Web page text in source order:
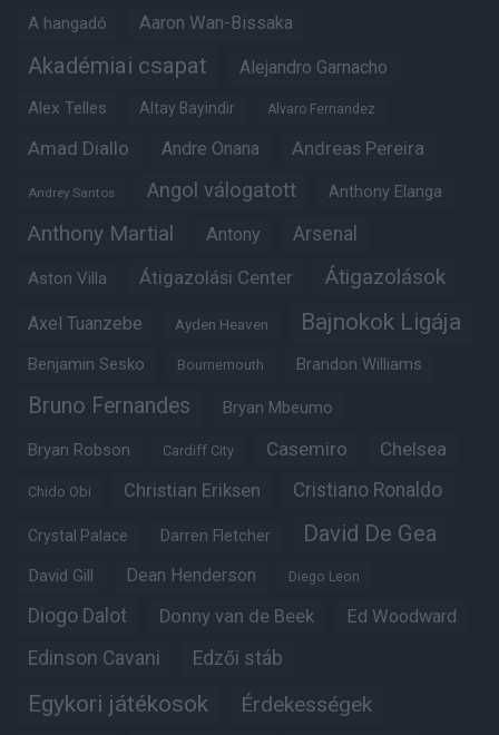
A hangadó Aaron Wan-Bissaka
Akadémiai csapat Alejandro Garnacho
Alex Telles Altay Bayindir Alvaro Fernandez
Amad Diallo Andre Onana Andreas Pereira
Andrey Santos Angol válogatott Anthony Elanga
Anthony Martial Antony Arsenal
Aston Villa Átigazolási Center Átigazolások
Axel Tuanzebe Ayden Heaven Bajnokok Ligája
Benjamin Sesko Bournemouth Brandon Williams
Bruno Fernandes Bryan Mbeumo
Bryan Robson Cardiff City Casemiro Chelsea
Chido Obi Christian Eriksen Cristiano Ronaldo
Crystal Palace Darren Fletcher David De Gea
David Gill Dean Henderson Diego Leon
Diogo Dalot Donny van de Beek Ed Woodward
Edinson Cavani Edzői stáb
Egykori játékosok Érdekességek